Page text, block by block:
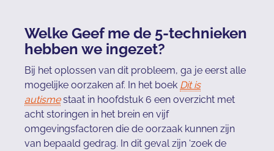
Welke Geef me de 5-technieken
hebben we ingezet?
Bij het oplossen van dit probleem, ga je eerst alle
mogelijke oorzaken af. In het boek Dit is
autismestaat in hoofdstuk 6 een overzicht met
acht storingen in het brein en vijf
omgevingsfactoren die de oorzaak kunnen zijn
van bepaald gedrag. In dit geval zijn ‘zoek de